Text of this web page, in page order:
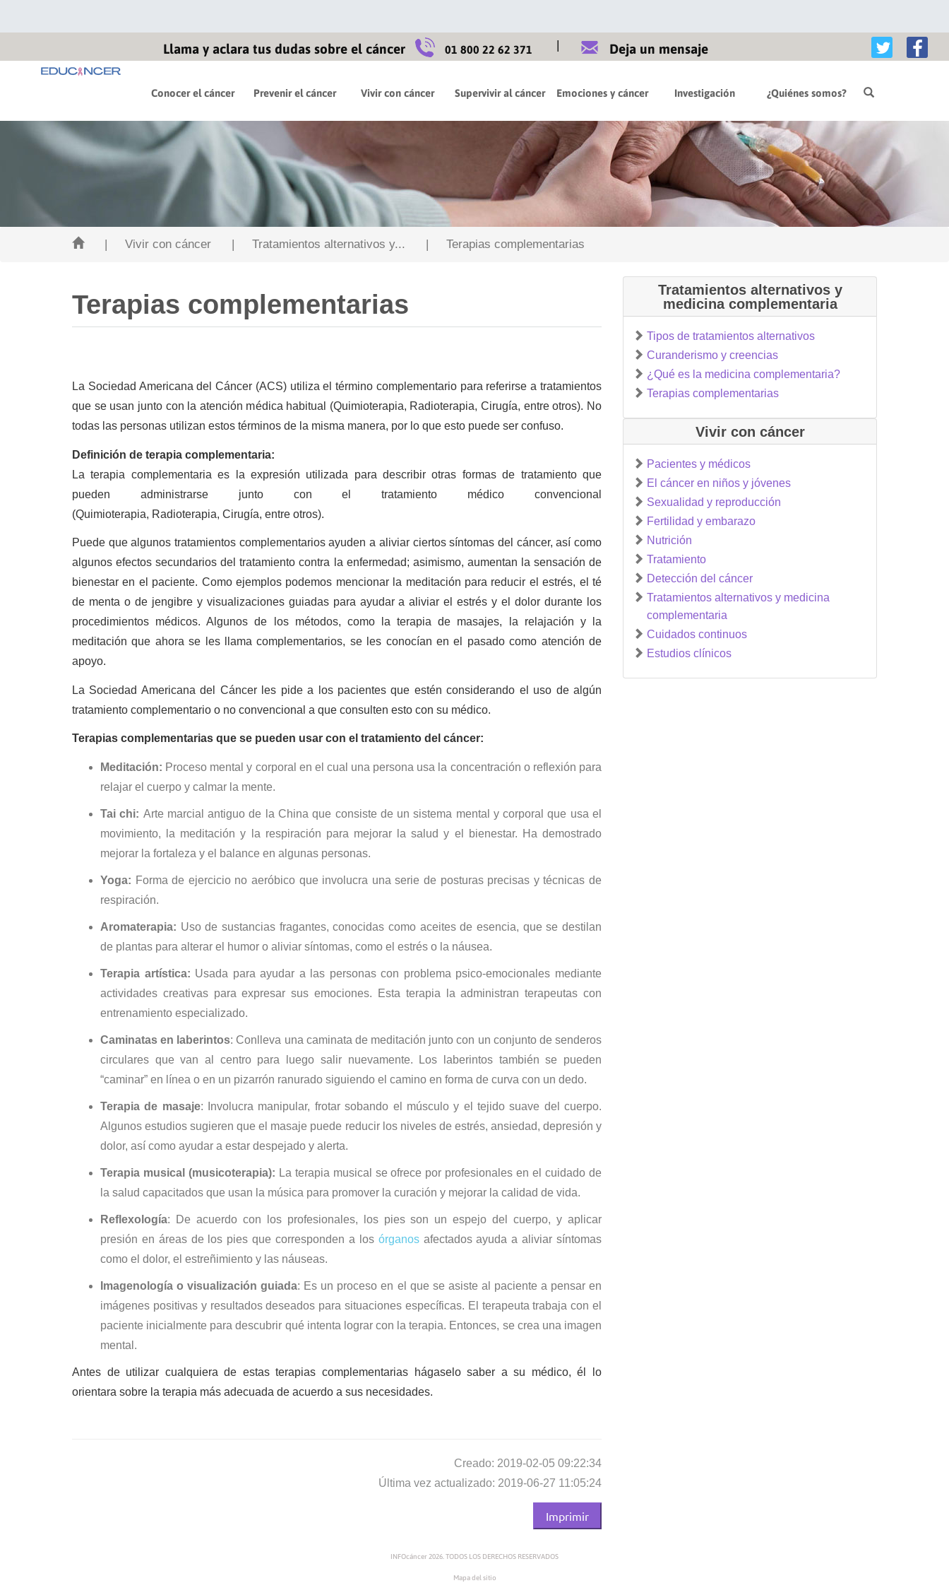
Llama y aclara tus dudas sobre el cáncer 01 800 22 62 371 | Deja un mensaje
Conocer el cáncer Prevenir el cáncer Vivir con cáncer Supervivir al cáncer Emociones y cáncer Investigación ¿Quiénes somos?
| Vivir con cáncer | Tratamientos alternativos y... | Terapias complementarias
Terapias complementarias
La Sociedad Americana del Cáncer (ACS) utiliza el término complementario para referirse a tratamientos
que se usan junto con la atención médica habitual (Quimioterapia, Radioterapia, Cirugía, entre otros). No
todas las personas utilizan estos términos de la misma manera, por lo que esto puede ser confuso.
Definición de terapia complementaria:
La terapia complementaria es la expresión utilizada para describir otras formas de tratamiento que
pueden administrarse junto con el tratamiento médico convencional
(Quimioterapia, Radioterapia, Cirugía, entre otros).
Puede que algunos tratamientos complementarios ayuden a aliviar ciertos síntomas del cáncer, así como
algunos efectos secundarios del tratamiento contra la enfermedad; asimismo, aumentan la sensación de
bienestar en el paciente. Como ejemplos podemos mencionar la meditación para reducir el estrés, el té
de menta o de jengibre y visualizaciones guiadas para ayudar a aliviar el estrés y el dolor durante los
procedimientos médicos. Algunos de los métodos, como la terapia de masajes, la relajación y la
meditación que ahora se les llama complementarios, se les conocían en el pasado como atención de
apoyo.
La Sociedad Americana del Cáncer les pide a los pacientes que estén considerando el uso de algún
tratamiento complementario o no convencional a que consulten esto con su médico.
Terapias complementarias que se pueden usar con el tratamiento del cáncer:
Meditación: Proceso mental y corporal en el cual una persona usa la concentración o reflexión para
relajar el cuerpo y calmar la mente.
Tai chi: Arte marcial antiguo de la China que consiste de un sistema mental y corporal que usa el
movimiento, la meditación y la respiración para mejorar la salud y el bienestar. Ha demostrado
mejorar la fortaleza y el balance en algunas personas.
Yoga: Forma de ejercicio no aeróbico que involucra una serie de posturas precisas y técnicas de
respiración.
Aromaterapia: Uso de sustancias fragantes, conocidas como aceites de esencia, que se destilan
de plantas para alterar el humor o aliviar síntomas, como el estrés o la náusea.
Terapia artística: Usada para ayudar a las personas con problema psico-emocionales mediante
actividades creativas para expresar sus emociones. Esta terapia la administran terapeutas con
entrenamiento especializado.
Caminatas en laberintos: Conlleva una caminata de meditación junto con un conjunto de senderos
circulares que van al centro para luego salir nuevamente. Los laberintos también se pueden
“caminar” en línea o en un pizarrón ranurado siguiendo el camino en forma de curva con un dedo.
Terapia de masaje: Involucra manipular, frotar sobando el músculo y el tejido suave del cuerpo.
Algunos estudios sugieren que el masaje puede reducir los niveles de estrés, ansiedad, depresión y
dolor, así como ayudar a estar despejado y alerta.
Terapia musical (musicoterapia): La terapia musical se ofrece por profesionales en el cuidado de
la salud capacitados que usan la música para promover la curación y mejorar la calidad de vida.
Reflexología: De acuerdo con los profesionales, los pies son un espejo del cuerpo, y aplicar
presión en áreas de los pies que corresponden a los órganosafectados ayuda a aliviar síntomas
como el dolor, el estreñimiento y las náuseas.
Imagenología o visualización guiada: Es un proceso en el que se asiste al paciente a pensar en
imágenes positivas y resultados deseados para situaciones específicas. El terapeuta trabaja con el
paciente inicialmente para descubrir qué intenta lograr con la terapia. Entonces, se crea una imagen
mental.
Antes de utilizar cualquiera de estas terapias complementarias hágaselo saber a su médico, él lo
orientara sobre la terapia más adecuada de acuerdo a sus necesidades.
Creado: 2019-02-05 09:22:34
Última vez actualizado: 2019-06-27 11:05:24
Imprimir
Tratamientos alternativos y
medicina complementaria
Tipos de tratamientos alternativos
Curanderismo y creencias
¿Qué es la medicina complementaria?
Terapias complementarias
Vivir con cáncer
Pacientes y médicos
El cáncer en niños y jóvenes
Sexualidad y reproducción
Fertilidad y embarazo
Nutrición
Tratamiento
Detección del cáncer
Tratamientos alternativos y medicina
complementaria
Cuidados continuos
Estudios clínicos
INFOcáncer 2026. TODOS LOS DERECHOS RESERVADOS
Mapa del sitio